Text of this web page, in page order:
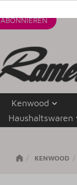
ABONNIEREN
Kenwood
Haushaltswaren
KENWOOD